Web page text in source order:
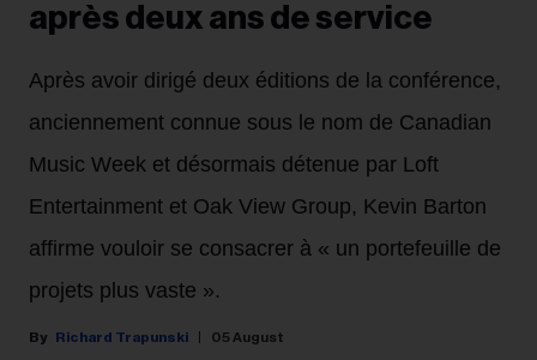
après deux ans de service
Après avoir dirigé deux éditions de la conférence,
anciennement connue sous le nom de Canadian
Music Week et désormais détenue par Loft
Entertainment et Oak View Group, Kevin Barton
affirme vouloir se consacrer à « un portefeuille de
projets plus vaste ».
Richard Trapunski 05 August